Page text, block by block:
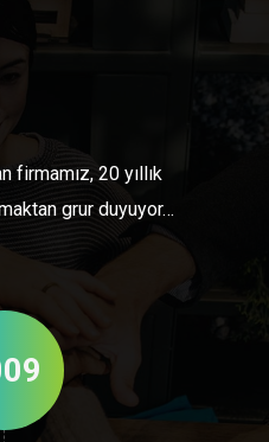
firmamız, 20 yıllık
grur duyuyor…